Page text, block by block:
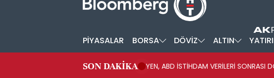
PİYASALAR BORSA DÖVİZ ALTIN
SON DAKİKA YEN, ABD İSTİHDAM VERİLERİ SONRASI